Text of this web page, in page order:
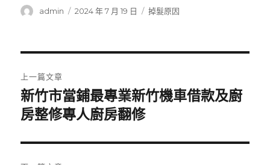
作
admin
發
2024 年 7 月 19 日
分
掉髮原因
章
導
覽
上一篇文章
上
一
文
章:
新竹市當鋪最專業新竹機車借款及廚
房整修專人廚房翻修